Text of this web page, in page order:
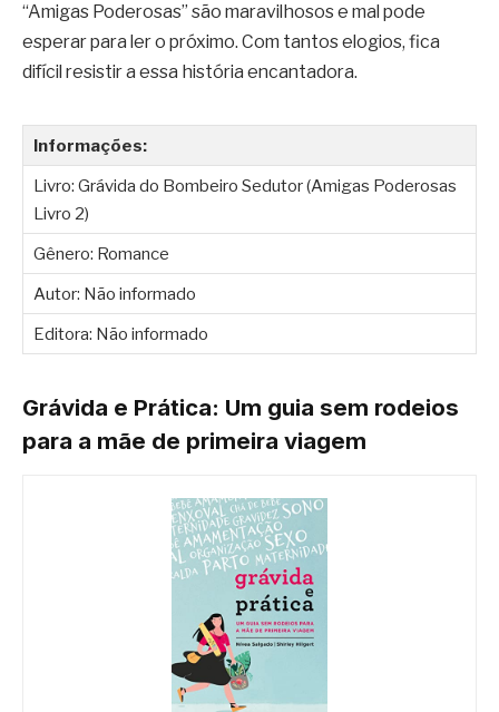
“Amigas Poderosas” são maravilhosos e mal pode
esperar para ler o próximo. Com tantos elogios, fica
difícil resistir a essa história encantadora.
Informações:
Livro: Grávida do Bombeiro Sedutor (Amigas Poderosas
Livro 2)
Gênero: Romance
Autor: Não informado
Editora: Não informado
Grávida e Prática: Um guia sem rodeios
para a mãe de primeira viagem